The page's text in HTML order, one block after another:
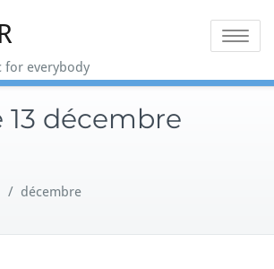
for everybody
Toggle
13 décembre
/ décembre